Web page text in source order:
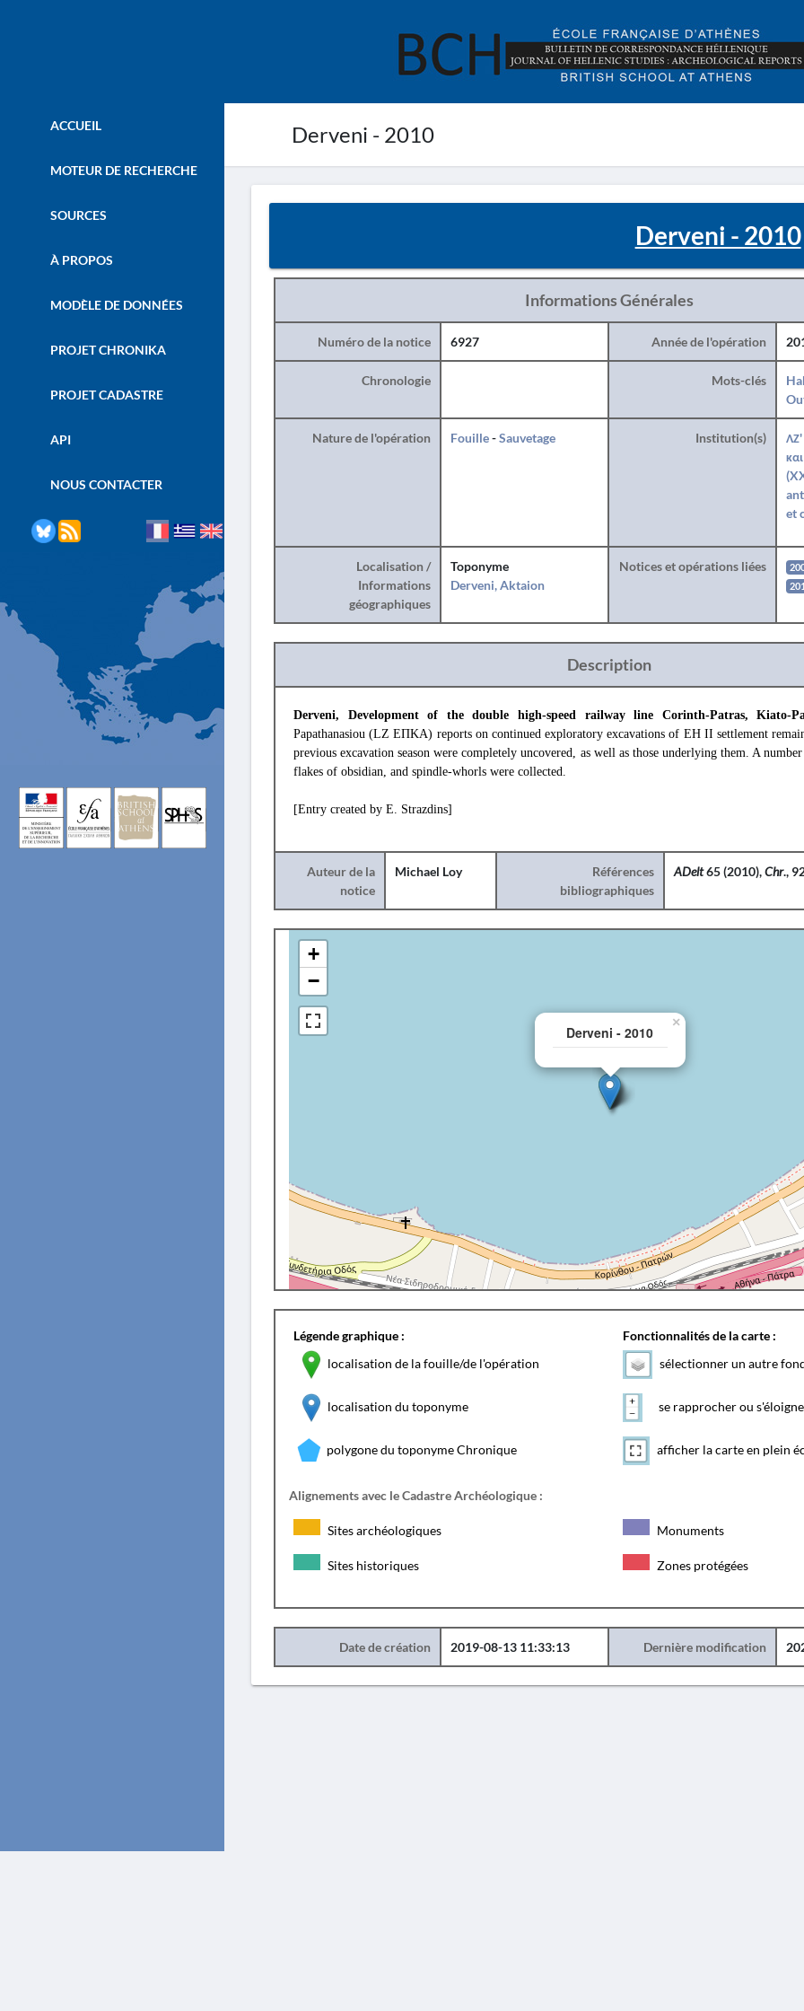
Derveni - 2010
ACCUEIL
MOTEUR DE RECHERCHE
SOURCES
À PROPOS
MODÈLE DE DONNÉES
PROJET CHRONIKA
PROJET CADASTRE
API
NOUS CONTACTER
Derveni - 2010
Informations Générales
Numéro de la notice 6927 Année de l'opération
Chronologie Mots-clés
Nature de l'opération Fouille-Sauvetage Institution(s)
ΛΖ'
et
Localisation /
Informations
géographiques
Toponyme
Derveni, Aktaion
Notices et opérations liées
Description
Derveni, Development of the double high-speed railway line Corinth-Patras, Kiato-
Papathanasiou (LZ EΠΚΑ) reports on continued exploratory excavations of EH II settlement
previous excavation season were completely uncovered, as well as those underlying them. A
flakes of obsidian, and spindle-whorls were collected.
[Entry created by E. Strazdins]
Auteur de la
notice
Michael Loy
Références
bibliographiques
ADelt65(2010),Chr.,
Derveni - 2010
×
+
−
Légende graphique :
localisation de la fouille/de l'opération
localisation du toponyme
polygone du toponyme Chronique
Fonctionnalités de la carte :
sélectionner un autre
se rapprocher ou
afficher la carte en plein
Alignements avec le Cadastre Archéologique :
Sites archéologiques Monuments
Sites historiques Zones protégées
Date de création 2019-08-13 11:33:13 Dernière modification